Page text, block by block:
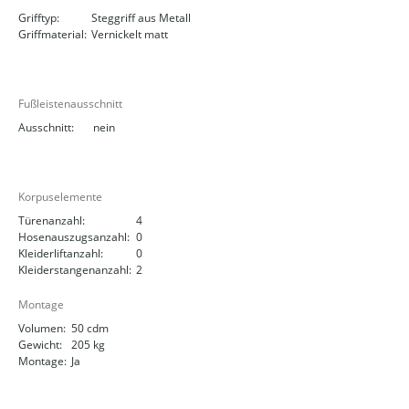
Grifftyp:
Steggriff aus Metall
Griffmaterial: Vernickelt matt
Fußleistenausschnitt
Ausschnitt:
nein
Korpuselemente
Türenanzahl:
4
Hosenauszugsanzahl: 0
Kleiderliftanzahl:
0
Kleiderstangenanzahl: 2
Montage
Volumen: 50 cdm
Gewicht: 205 kg
Montage: Ja